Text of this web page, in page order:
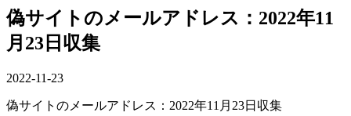
偽サイトのメールアドレス：2022年11
月23日収集
2022-11-23
偽サイトのメールアドレス：2022年11月23日収集